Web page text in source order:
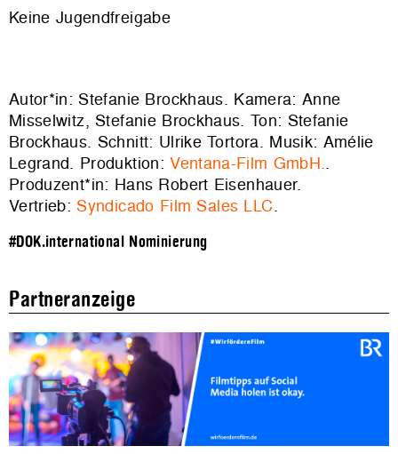
Keine Jugendfreigabe
Autor*in: Stefanie Brockhaus. Kamera: Anne
Misselwitz, Stefanie Brockhaus. Ton: Stefanie
Brockhaus. Schnitt: Ulrike Tortora. Musik: Amélie
Legrand. Produktion:Ventana-Film GmbH..
Produzent*in: Hans Robert Eisenhauer.
Vertrieb: Syndicado Film Sales LLC.
#DOK.international Nominierung
Partneranzeige